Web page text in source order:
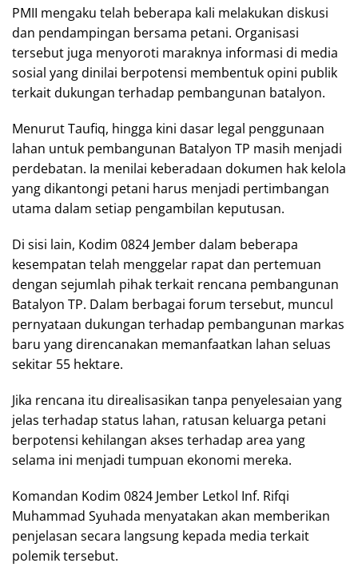
PMII mengaku telah beberapa kali melakukan diskusi
dan pendampingan bersama petani. Organisasi
tersebut juga menyoroti maraknya informasi di media
sosial yang dinilai berpotensi membentuk opini publik
terkait dukungan terhadap pembangunan batalyon.
Menurut Taufiq, hingga kini dasar legal penggunaan
lahan untuk pembangunan Batalyon TP masih menjadi
perdebatan. Ia menilai keberadaan dokumen hak kelola
yang dikantongi petani harus menjadi pertimbangan
utama dalam setiap pengambilan keputusan.
Di sisi lain, Kodim 0824 Jember dalam beberapa
kesempatan telah menggelar rapat dan pertemuan
dengan sejumlah pihak terkait rencana pembangunan
Batalyon TP. Dalam berbagai forum tersebut, muncul
pernyataan dukungan terhadap pembangunan markas
baru yang direncanakan memanfaatkan lahan seluas
sekitar 55 hektare.
Jika rencana itu direalisasikan tanpa penyelesaian yang
jelas terhadap status lahan, ratusan keluarga petani
berpotensi kehilangan akses terhadap area yang
selama ini menjadi tumpuan ekonomi mereka.
Komandan Kodim 0824 Jember Letkol Inf. Rifqi
Muhammad Syuhada menyatakan akan memberikan
penjelasan secara langsung kepada media terkait
polemik tersebut.